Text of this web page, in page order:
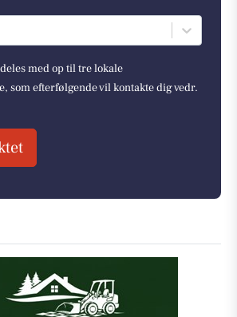
med op til tre lokale
som efterfølgende vil kontakte dig vedr.